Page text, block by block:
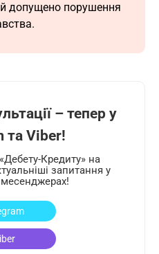
допущено порушення
– тепер у
та Viber!
Кредиту» на
запитання у